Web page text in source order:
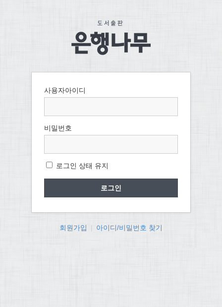
사용자아이디
비밀번호
로그인 상태 유지
회원가입 아이디/비밀번호 찾기